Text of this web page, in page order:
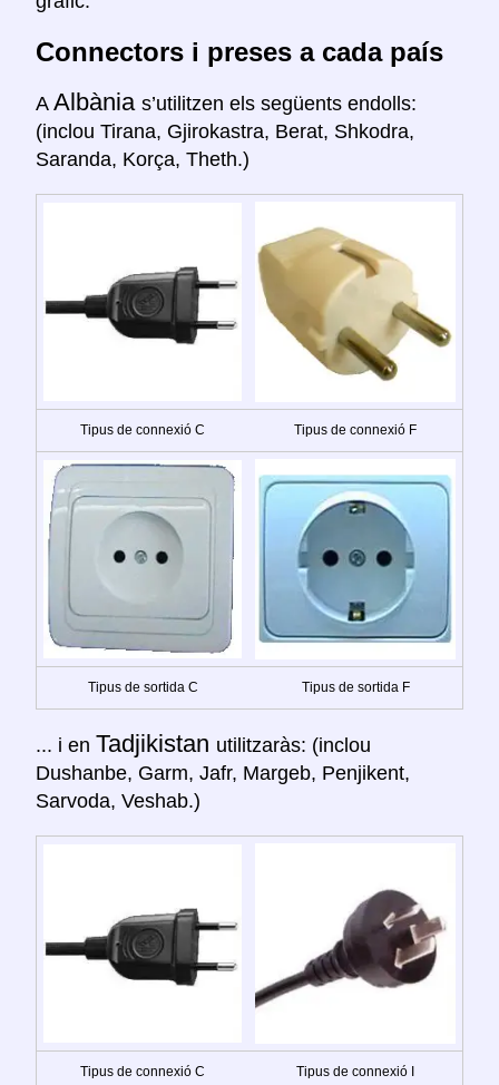
Connectors i preses a cada país
A Albània s’utilitzen els següents endolls:
(inclou Tirana, Gjirokastra, Berat, Shkodra,
Saranda, Korça, Theth.)
Tipus de connexió C Tipus de connexió F
Tipus de sortida C Tipus de sortida F
... i en Tadjikistan utilitzaràs: (inclou
Dushanbe, Garm, Jafr, Margeb, Penjikent,
Sarvoda, Veshab.)
Tipus de connexió C Tipus de connexió I